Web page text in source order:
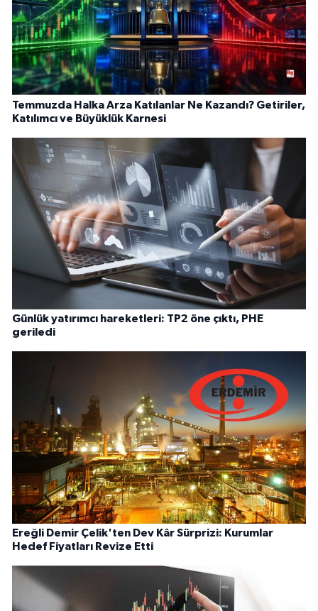
Temmuzda Halka Arza Katılanlar Ne Kazandı? Getiriler,
Katılımcı ve Büyüklük Karnesi
Günlük yatırımcı hareketleri: TP2 öne çıktı, PHE
geriledi
Ereğli Demir Çelik'ten Dev Kâr Sürprizi: Kurumlar
Hedef Fiyatları Revize Etti